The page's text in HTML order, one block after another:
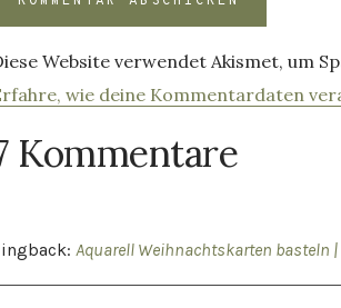
Website verwendet Akismet, um
wie deine Kommentardaten
Kommentare
Aquarell Weihnachtskarten basteln